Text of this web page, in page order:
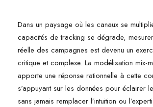
Dans un paysage où les canaux se
capacités de tracking se dégrade,
réelle des campagnes est devenu un
critique et complexe. La modélisation mix-
apporte une réponse rationnelle à cette
s’appuyant sur les données pour éclairer
sans jamais remplacer l’intuition ou